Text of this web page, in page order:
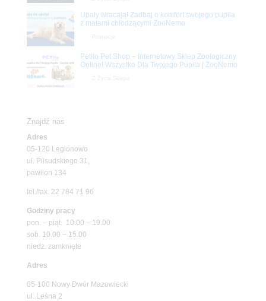
Upały wracają! Zadbaj o komfort swojego pupila
z matami chłodzącymi ZooNemo
Petito Pet Shop – Internetowy Sklep Zoologiczny
Online! Wszystko Dla Twojego Pupila | ZooNemo
Znajdź nas
Adres
05-120 Legionowo
ul. Piłsudskiego 31,
pawilon 134
tel./fax. 22 784 71 96
Godziny pracy
pon. – piąt. 10.00 – 19.00
sob. 10.00 – 15.00
niedz. zamknięte
Adres
05-100 Nowy Dwór Mazowiecki
ul. Leśna 2